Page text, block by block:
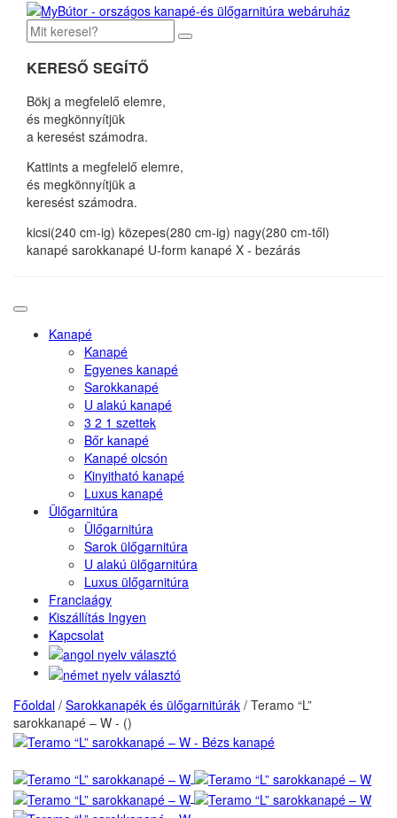
KERESŐ SEGÍTŐ
Bökj a megfelelő elemre,
és megkönnyítjük
a keresést számodra.
Kattints a megfelelő elemre,
és megkönnyítjük a
keresést számodra.
kicsi(240 cm-ig) közepes(280 cm-ig) nagy(280 cm-től)
kanapé sarokkanapé U-form kanapé X - bezárás
Kanapé
Kanapé
Egyenes kanapé
Sarokkanapé
U alakú kanapé
3 2 1 szettek
Bőr kanapé
Kanapé olcsón
Kinyitható kanapé
Luxus kanapé
Ülőgarnitúra
Ülőgarnitúra
Sarok ülőgarnitúra
U alakú ülőgarnitúra
Luxus ülőgarnitúra
Franciaágy
Kiszállítás Ingyen
Kapcsolat
Főoldal / Sarokkanapék és ülőgarnitúrák / Teramo “L”
sarokkanapé – W - ()